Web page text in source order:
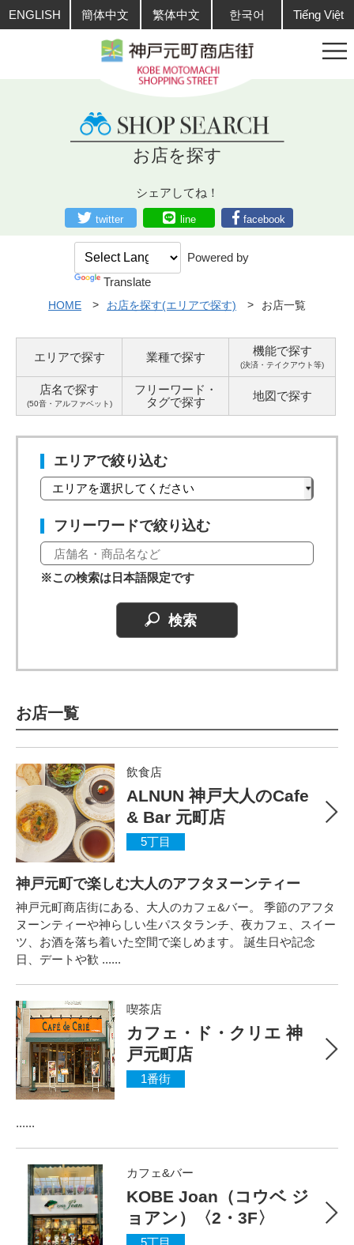
ENGLISH 簡体中文 繁体中文 한국어 Tiếng Việt
お店を探す
シェアしてね！
twitter line facebook
Powered by
Translate
HOME お店を探す(エリアで探す) お店一覧
エリアで探す 業種で探す 機能で探す
(決済・テイクアウト等)
店名で探す
(50音・アルファベット)
フリーワード・
タグで探す 地図で探す
エリアで絞り込む
フリーワードで絞り込む
※この検索は日本語限定です
お店一覧
飲食店
ALNUN 神戸大人のCafe
& Bar 元町店
5丁目
神戸元町で楽しむ大人のアフタヌーンティー
神戸元町商店街にある、大人のカフェ&バー。 季節のアフタ
ヌーンティーや神らしい生パスタランチ、夜カフェ、スイー
ツ、お酒を落ち着いた空間で楽しめます。 誕生日や記念
日、デートや歓 ......
喫茶店
カフェ・ド・クリエ 神
戸元町店
1番街
......
カフェ&バー
KOBE Joan（コウベ ジ
ョアン）〈2・3F〉